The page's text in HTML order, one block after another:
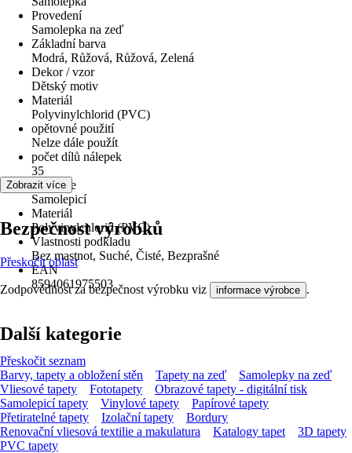
Provedení
Samolepka na zeď
Základní barva
Modrá, Růžová, Růžová, Zelená
Dekor / vzor
Dětský motiv
Materiál
Polyvinylchlorid (PVC)
opětovné použití
Nelze dále použít
počet dílů nálepek
35
Aplikace
Samolepicí
Materiál
Polyvinylchlorid (PVC)
Vlastnosti podkladu
Bez mastnot, Suché, Čisté, Bezprašné
EAN
8594061975503
Zobrazit více
Bezpečnost výrobků
Přeskočit oblast
Zodpovědnost za bezpečnost výrobku viz informace výrobce .
Další kategorie
Přeskočit seznam
Barvy, tapety a obložení stěn
Tapety na zeď
Samolepky na zeď
Vliesové tapety
Fototapety
Obrazové tapety - digitální tisk
Samolepicí tapety
Vinylové tapety
Papírové tapety
Přetiratelné tapety
Izolační tapety
Bordury
Renovační vliesová textilie a makulatura
Katalogy tapet
3D tapety
PVC tapety